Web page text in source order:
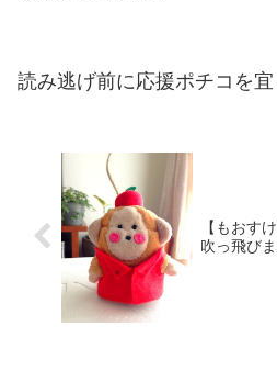
読み逃げ前に応援ポチコを
【もおす
吹っ飛びま